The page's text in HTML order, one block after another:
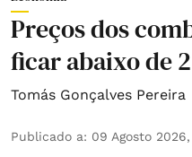
Preços dos
ficar abaixo de
Tomás Gonçalves Pereira
Publicado a: 09 Agosto 2026,